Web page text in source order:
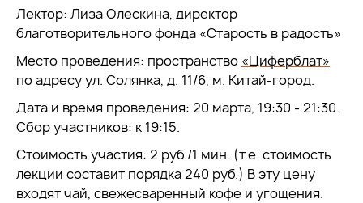
Лектор: Лиза Олескина, директор
благотворительного фонда «Старость в радость»
Место проведения: пространство «Циферблат»
по адресу ул. Солянка, д. 11/6, м. Китай-город.
Дата и время проведения: 20 марта, 19:30 - 21:30.
Сбор участников: к 19:15.
Стоимость участия: 2 руб./1 мин. (т.е. стоимость
лекции составит порядка 240 руб.) В эту цену
входят чай, свежесваренный кофе и угощения.